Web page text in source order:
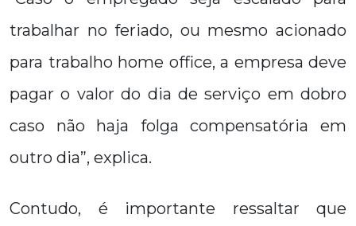
trabalhar no feriado, ou mesmo acionado
para trabalho home office, a empresa deve
pagar o valor do dia de serviço em dobro
caso não haja folga compensatória em
outro dia”, explica.
Contudo, é importante ressaltar que